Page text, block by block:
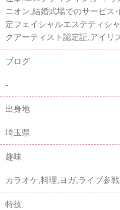
ニオン,結婚式場でのサービス
定フェイシャルエステティシ
クアーティスト認定証,アイリ
ブログ
-
出身地
埼玉県
趣味
カラオケ,料理,ヨガ,ライブ参戦
特技